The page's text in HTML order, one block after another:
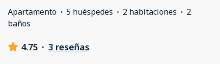
Apartamento · 5 huéspedes · 2 habitaciones · 2
baños
4.75 · 3 reseñas